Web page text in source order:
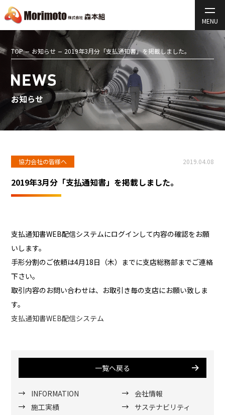
TOP お知らせ 2019年3月分「支払通知書」を掲載しました。
お知らせ
協力会社の皆様へ 2019.04.08
2019年3月分「支払通知書」を掲載しました。
支払通知書WEB配信システムにログインして内容の確認をお願
いします。
手形分割のご依頼は4月18日（木）までに支店総務部までご連絡
下さい。
取引内容のお問い合わせは、お取引き毎の支店にお願い致しま
す。
支払通知書WEB配信システム
一覧へ戻る
INFORMATION
会社情報
施工実績
サステナビリティ